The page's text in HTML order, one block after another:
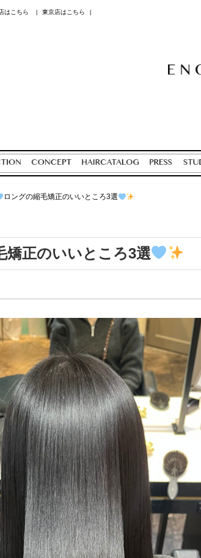
はこちら 東京店はこちら
ロングの縮毛矯正のいいところ3選
矯正のいいところ3選